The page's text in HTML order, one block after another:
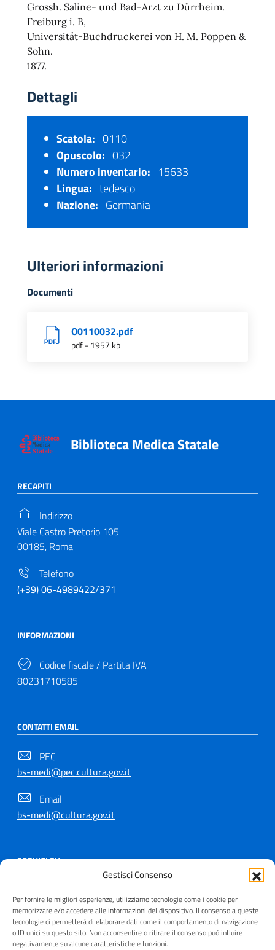
Gestisci Consenso
Per fornire le migliori esperienze, utilizziamo tecnologie come i cookie per
memorizzare e/o accedere alle informazioni del dispositivo. Il consenso a queste
tecnologie ci permetterà di elaborare dati come il comportamento di navigazione
o ID unici su questo sito. Non acconsentire o ritirare il consenso può influire
negativamente su alcune caratteristiche e funzioni.
Grossh. Saline- und Bad-Arzt zu Dürrheim.
Freiburg i. B,
Universität-Buchdruckerei von H. M. Poppen &
Sohn.
1877.
Dettagli
Scatola: 0110
Opuscolo: 032
Numero inventario: 15633
Lingua: tedesco
Nazione: Germania
Ulteriori informazioni
Documenti
O0110032.pdf
pdf - 1957 kb
Biblioteca Medica Statale
RECAPITI
Indirizzo
Viale Castro Pretorio 105
00185, Roma
Telefono
(+39) 06-4989422/371
INFORMAZIONI
Codice fiscale / Partita IVA
80231710585
CONTATTI EMAIL
PEC
bs-medi@pec.cultura.gov.it
Email
bs-medi@cultura.gov.it
SEGUICI SU
Copyright © 2021 - 2026